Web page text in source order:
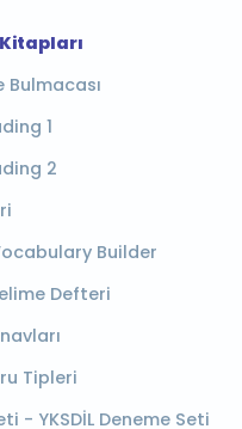
Kitapları
Bulmacası
1
2
Builder
Defteri
Tipleri
- YKSDİL Deneme Seti